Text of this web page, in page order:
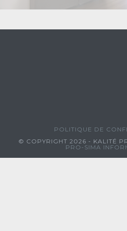
POLITIQUE DE
© COPYRIGHT 2026 - KALITÉ
PRO-SIMA